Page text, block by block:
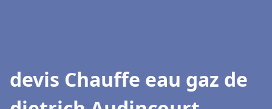
devis Chauffe eau gaz de